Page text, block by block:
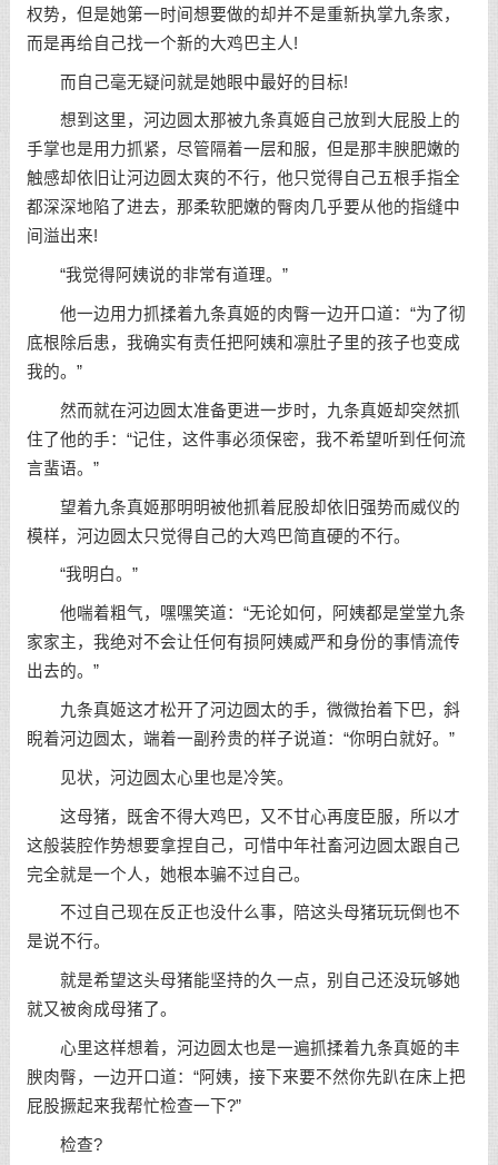
权势，但是她第一时间想要做的却并不是重新执掌九条家，
而是再给自己找一个新的大鸡巴主人!
而自己毫无疑问就是她眼中最好的目标!
想到这里，河边圆太那被九条真姬自己放到大屁股上的
手掌也是用力抓紧，尽管隔着一层和服，但是那丰腴肥嫩的
触感却依旧让河边圆太爽的不行，他只觉得自己五根手指全
都深深地陷了进去，那柔软肥嫩的臀肉几乎要从他的指缝中
间溢出来!
“我觉得阿姨说的非常有道理。”
他一边用力抓揉着九条真姬的肉臀一边开口道：“为了彻
底根除后患，我确实有责任把阿姨和凛肚子里的孩子也变成
我的。”
然而就在河边圆太准备更进一步时，九条真姬却突然抓
住了他的手：“记住，这件事必须保密，我不希望听到任何流
言蜚语。”
望着九条真姬那明明被他抓着屁股却依旧强势而威仪的
模样，河边圆太只觉得自己的大鸡巴简直硬的不行。
“我明白。”
他喘着粗气，嘿嘿笑道：“无论如何，阿姨都是堂堂九条
家家主，我绝对不会让任何有损阿姨威严和身份的事情流传
出去的。”
九条真姬这才松开了河边圆太的手，微微抬着下巴，斜
睨着河边圆太，端着一副矜贵的样子说道：“你明白就好。”
见状，河边圆太心里也是冷笑。
这母猪，既舍不得大鸡巴，又不甘心再度臣服，所以才
这般装腔作势想要拿捏自己，可惜中年社畜河边圆太跟自己
完全就是一个人，她根本骗不过自己。
不过自己现在反正也没什么事，陪这头母猪玩玩倒也不
是说不行。
就是希望这头母猪能坚持的久一点，别自己还没玩够她
就又被肏成母猪了。
心里这样想着，河边圆太也是一遍抓揉着九条真姬的丰
腴肉臀，一边开口道：“阿姨，接下来要不然你先趴在床上把
屁股撅起来我帮忙检查一下?”
检查?